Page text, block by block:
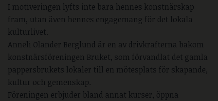
I motiveringen lyfts inte bara hennes konstnärskap
fram, utan även hennes engagemang för det lokala
kulturlivet.
Anneli Olander Berglund är en av drivkrafterna bakom
konstnärsföreningen Bruket, som förvandlat det gamla
pappersbrukets lokaler till en mötesplats för skapande,
kultur och gemenskap.
Föreningen erbjuder bland annat kurser, öppna